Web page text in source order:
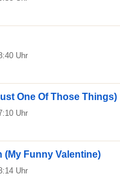
Uhr
One Of Those Things)
Uhr
(My Funny Valentine)
Uhr